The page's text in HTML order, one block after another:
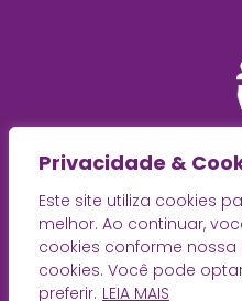
Privacidade &
Este site utiliza cookies
melhor. Ao continuar,
cookies conforme
cookies. Você pode
preferir. LEIA MAIS